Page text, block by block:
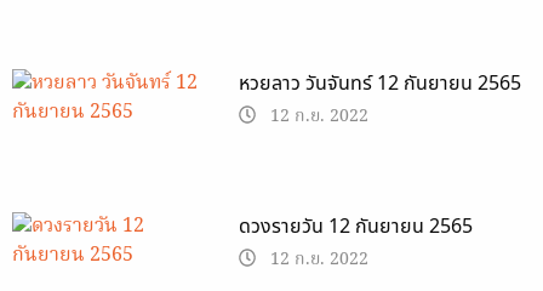
หวยลาว วันจันทร์ 12 กันยายน 2565
12 ก.ย. 2022
ดวงรายวัน 12 กันยายน 2565
12 ก.ย. 2022